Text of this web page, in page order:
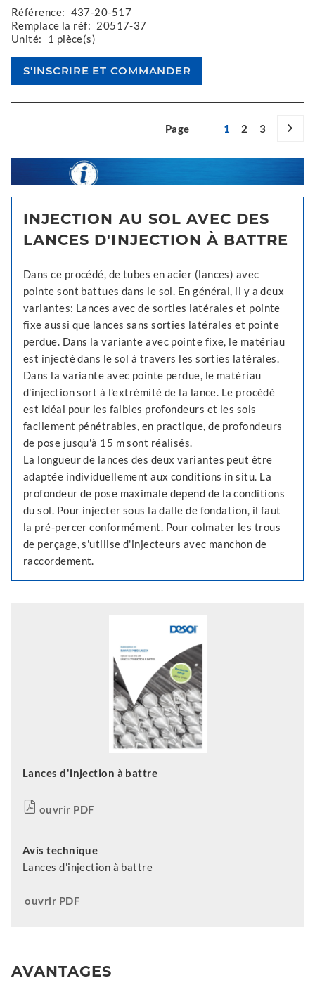
Référence: 437-20-517
Remplace la réf: 20517-37
Unité:
1 pièce(s)
Page 1 2 3
INJECTION AU SOL AVEC DES
LANCES D'INJECTION À BATTRE
Dans ce procédé, de tubes en acier (lances) avec
pointe sont battues dans le sol. En général, il y a deux
variantes: Lances avec de sorties latérales et pointe
fixe aussi que lances sans sorties latérales et pointe
perdue. Dans la variante avec pointe fixe, le matériau
est injecté dans le sol à travers les sorties latérales.
Dans la variante avec pointe perdue, le matériau
d'injection sort à l'extrémité de la lance. Le procédé
est idéal pour les faibles profondeurs et les sols
facilement pénétrables, en practique, de profondeurs
de pose jusqu'à 15 m sont réalisés.
La longueur de lances des deux variantes peut être
adaptée individuellement aux conditions in situ. La
profondeur de pose maximale depend de la conditions
du sol. Pour injecter sous la dalle de fondation, il faut
la pré-percer conformément. Pour colmater les trous
de perçage, s'utilise d'injecteurs avec manchon de
raccordement.
Lances d'injection à battre
ouvrir PDF
Avis technique
Lances d'injection à battre
ouvrir PDF
AVANTAGES